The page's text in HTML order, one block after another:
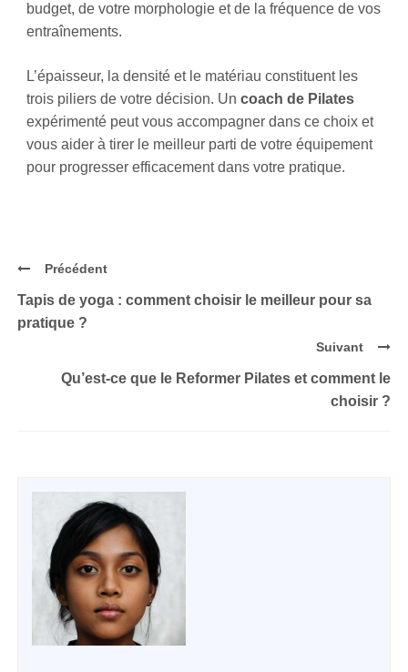
budget, de votre morphologie et de la fréquence de vos
entraînements.
L’épaisseur, la densité et le matériau constituent les
trois piliers de votre décision. Uncoach de Pilates
expérimenté peut vous accompagner dans ce choix et
vous aider à tirer le meilleur parti de votre équipement
pour progresser efficacement dans votre pratique.
Précédent
Tapis de yoga : comment choisir le meilleur pour sa
pratique ?
Suivant
Qu’est-ce que le Reformer Pilates et comment le
choisir ?